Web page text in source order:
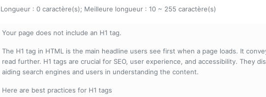
Longueur : 0 caractère(s); Meilleure longueur : 10 ~ 255 caractère(s)
Your page does not include an H1 tag.
The H1 tag in HTML is the main headline users see first when a page loads. It
read further. H1 tags are crucial for SEO, user experience, and accessibility. They
aiding search engines and users in understanding the content.
Here are best practices for H1 tags